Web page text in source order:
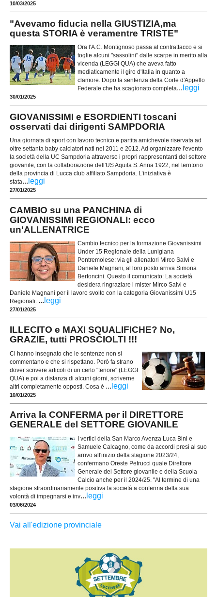
10/03/2025
"Avevamo fiducia nella GIUSTIZIA,ma
questa STORIA è veramentre TRISTE"
Ora l'A.C. Montignoso passa al contrattacco e si
toglie alcuni "sassolini" dalle scarpe in merito alla
vicenda (LEGGI QUA) che aveva fatto
mediaticamente il giro d'Italia in quanto a
clamore. Dopo la sentenza della Corte d'Appello
Federale che ha scagionato completa... leggi
30/01/2025
GIOVANISSIMI e ESORDIENTI toscani
osservati dai dirigenti SAMPDORIA
Una giornata di sport con lavoro tecnico e partita amichevole riservata ad
oltre settanta baby calciatori nati nel 2011 e 2012. Ad organizzare l'evento
la società della UC Sampdoria attraverso i propri rappresentanti del settore
giovanile, con la collaborazione dell'US Aquila S. Anna 1922, nel territorio
della provincia di Lucca club affiliato Sampdoria. L’iniziativa è
stata... leggi
27/01/2025
CAMBIO su una PANCHINA di
GIOVANISSIMI REGIONALI: ecco
un'ALLENATRICE
Cambio tecnico per la formazione Giovanissimi
Under 15 Regionale della Lunigiana
Pontremolese: via gli allenatori Mirco Salvi e
Daniele Magnani, al loro posto arriva Simona
Bertoncini. Questo il comunicato: La società
desidera ringraziare i mister Mirco Salvi e
Daniele Magnani per il lavoro svolto con la categoria Giovanissimi U15
Regionali. ... leggi
27/01/2025
ILLECITO e MAXI SQUALIFICHE? No,
GRAZIE, tutti PROSCIOLTI !!!
Ci hanno insegnato che le sentenze non si
commentano e che si rispettano. Però fa strano
dover scrivere articoli di un certo "tenore" (LEGGI
QUA) e poi a distanza di alcuni giorni, scriverne
altri completamente opposti. Cosa è ... leggi
10/01/2025
Arriva la CONFERMA per il DIRETTORE
GENERALE del SETTORE GIOVANILE
I vertici della San Marco Avenza Luca Bini e
Samuele Calcagno, come da accordi presi al suo
arrivo all'inizio della stagione 2023/24,
confermano Oreste Petrucci quale Direttore
Generale del Settore giovanile e della Scuola
Calcio anche per il 2024/25. "Al termine di una
stagione straordinariamente positiva la società a conferma della sua
volontà di impegnarsi e inv... leggi
03/06/2024
Vai all'edizione provinciale